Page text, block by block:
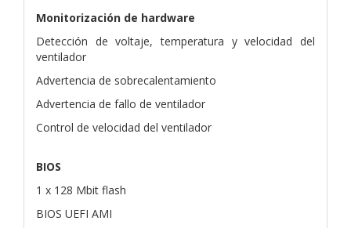
Monitorización de hardware
Detección de voltaje, temperatura y velocidad del
ventilador
Advertencia de sobrecalentamiento
Advertencia de fallo de ventilador
Control de velocidad del ventilador
BIOS
1 x 128 Mbit flash
BIOS UEFI AMI